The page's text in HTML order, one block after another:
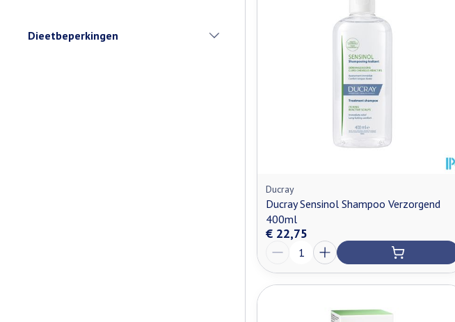
Dieetbeperkingen
Ducray
Ducray Sensinol Shampoo Verzorgend
400ml
€ 22,75